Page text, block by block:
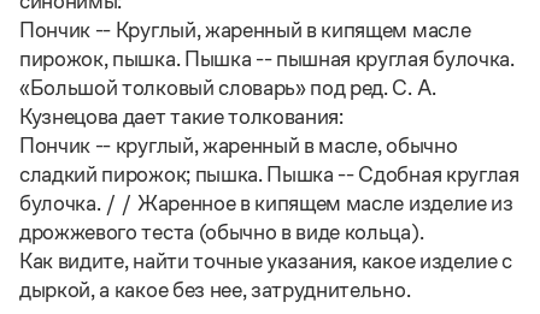
Русский орфографический словарь
Русское словесное ударение
Современный словарь иностранных слов
Словарь антонимов
Словарь методических терминов
Словарь русских имён
Словарь синонимов
Словарь собственных имён
Словарь трудностей русского языка
Управление в русском языке
Словари русского языка как государственного
Большой универсальный словарь русского языка
Большой толковый словарь русского языка
Современный словарь иностранных слов
Большой толковый словарь русских
существительных
Большой толковый словарь русских глаголов
Словарь синонимов
Словарь антонимов
Управление в русском языке
Словарь русских имён
Словарь методических терминов
Русский язык: краткий теоретический курс для
школьников
Письмовник
Справочник по пунктуации
Словарь-справочник трудностей русского языка
Справочник по фразеологии
Словарь-справочник «Непростые слова»
Азбучные истины
Правила русской орфографии и пунктуации
(1956)
Журнал
Пончик -- Круглый, жаренный в кипящем масле
пирожок, пышка. Пышка -- пышная круглая булочка.
«Большой толковый словарь» под ред. С. А.
Кузнецова дает такие толкования:
Пончик -- круглый, жаренный в масле, обычно
сладкий пирожок; пышка. Пышка -- Сдобная круглая
булочка. / / Жаренное в кипящем масле изделие из
дрожжевого теста (обычно в виде кольца).
Как видите, найти точные указания, какое изделие с
дыркой, а какое без нее, затруднительно.